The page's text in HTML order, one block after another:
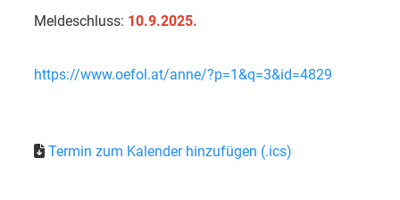
Meldeschluss: 10.9.2025.
https://www.oefol.at/anne/?p=1&q=3&id=4829
Termin zum Kalender hinzufügen (.ics)